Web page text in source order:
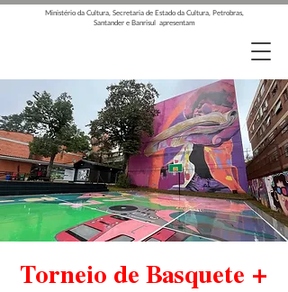
Ministério da Cultura, Secretaria de Estado da Cultura, Petrobras,
Santander e Banrisul apresentam
Torneio de Basquete +